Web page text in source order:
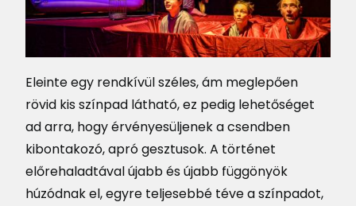
Eleinte egy rendkívül széles, ám meglepően
rövid kis színpad látható, ez pedig lehetőséget
ad arra, hogy érvényesüljenek a csendben
kibontakozó, apró gesztusok. A történet
előrehaladtával újabb és újabb függönyök
húzódnak el, egyre teljesebbé téve a színpadot,